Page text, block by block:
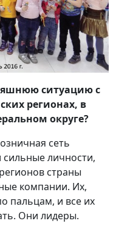
ситуацию с
регионах, в
округе?
сеть
личности,
страны
компании. Их,
пальцам, и все их
Они лидеры.